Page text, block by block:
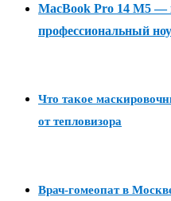
MacBook Pro 14 M5
профессиональный
Что такое
от тепловизора
Врач-гомеопат в